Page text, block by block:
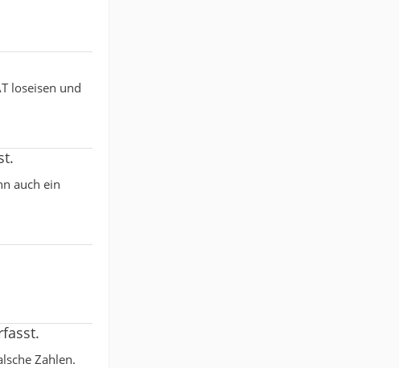
loseisen und
auch ein
Zahlen.